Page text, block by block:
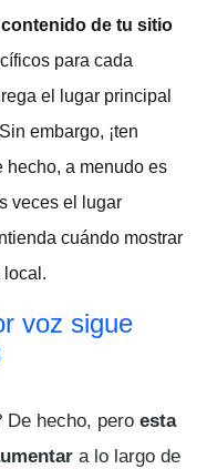
de tu sitio
para cada
el lugar principal
embargo, ¡ten
hecho, a menudo es
veces el lugar
cuándo mostrar
local.
voz sigue
De hecho, pero esta
a lo largo de